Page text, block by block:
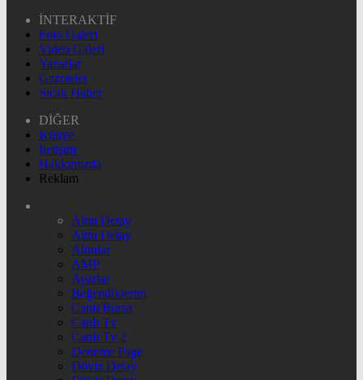
İNTERAKTİF
Foto Galeri
Video Galeri
Yazarlar
Gazeteler
Sıcak Haber
DİĞER
Künye
İletişim
Hakkımızda
Reklam
Altın Detay
Altın Detay
Altınlar
AMP
Ayarlar
Beğendiklerim
Canlı Borsa
Canlı Tv
Canlı Tv 2
Deneme Page
Döviz Detay